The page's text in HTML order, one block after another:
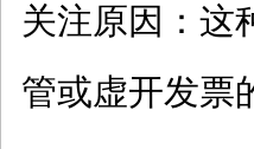
关注原因：这
管或虚开发票